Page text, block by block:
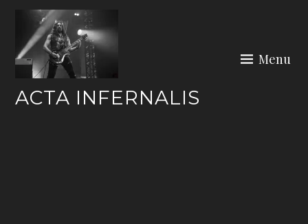
content
ACTA INFERNALIS
Menu